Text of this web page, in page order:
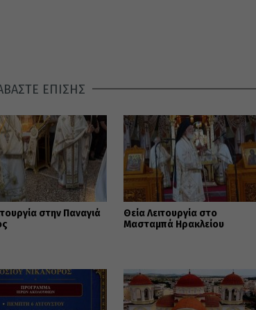
ΕΠΙΣΗΣ
στην Παναγιά
Θεία Λειτουργία στο
Μασταμπά Ηρακλείου